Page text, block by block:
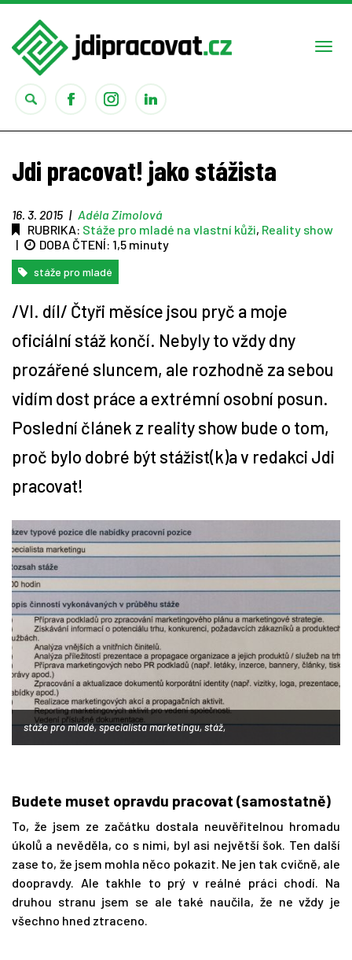
Studium
Rady
Reality show
Seriály
Tipy
Časopis
Jdi pracovat! jako stážista
16. 3. 2015 | Adéla Zimolová
RUBRIKA: Stáže pro mladé na vlastní kůži, Reality show
|
DOBA ČTENÍ: 1,5 minuty
stáže pro mladé
/VI. díl/ Čtyři měsíce jsou pryč a moje
oficiální stáž končí. Nebyly to vždy dny
prozářené sluncem, ale rozhodně za sebou
vidím dost práce a extrémní osobní posun.
Poslední článek z reality show bude o tom,
proč bylo dobré být stážist(k)a v redakci Jdi
pracovat!
stáže pro mladé, specialista marketingu, stáž,
Budete muset opravdu pracovat (samostatně)
To, že jsem ze začátku dostala neuvěřitelnou hromadu
úkolů a nevěděla, co s nimi, byl asi největší šok. Ten další
zase to, že jsem mohla něco pokazit. Ne jen tak cvičně, ale
doopravdy. Ale takhle to prý v reálné práci chodí. Na
druhou stranu jsem se ale také naučila, že ne vždy je
všechno hned ztraceno.